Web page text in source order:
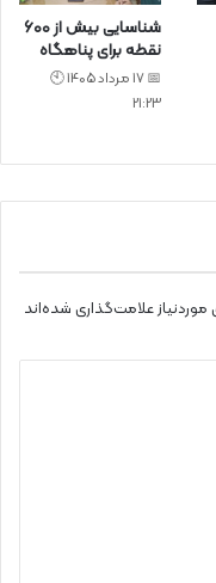
شناسایی بیش از ۶۰۰
نقطه برای پناهگاه
📅 17 مرداد 1405 🕙
21:23
علامت‌گذاری شده‌اند